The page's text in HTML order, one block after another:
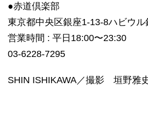
●赤道倶楽部
東京都中央区銀座1-13-8ハビウル
営業時間 : 平日18:00〜23:30
03-6228-7295
SHIN ISHIKAWA／撮影 垣野雅